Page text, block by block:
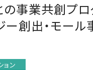
事業共創プロ
ー創出・モー
ョン